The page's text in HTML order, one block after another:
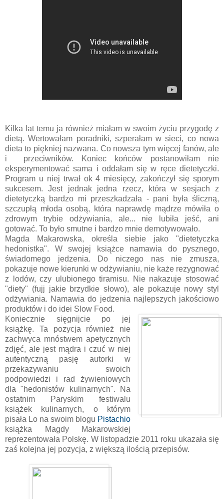
Kilka lat temu ja również miałam w swoim życiu przygodę z
dietą. Wertowałam poradniki, szperałam w sieci, co nowa
dieta to piękniej nazwana. Co nowsza tym więcej fanów, ale
i przeciwników. Koniec końców postanowiłam nie
eksperymentować sama i oddałam się w ręce dietetyczki.
Program u niej trwał ok 4 miesięcy, zakończył się sporym
sukcesem. Jest jednak jedna rzecz, która w sesjach z
dietetyczką bardzo mi przeszkadzała - pani była śliczną,
szczupłą młoda osobą, która naprawdę mądrze mówiła o
zdrowym trybie odżywiania, ale... nie lubiła jeść, ani
gotować. To było smutne i bardzo mnie demotywowało.
Magda Makarowska, określa siebie jako "dietetyczka
hedonistka". W swojej książce namawia do pysznego,
świadomego jedzenia. Do niczego nas nie zmusza,
pokazuje nowe kierunki w odżywianiu, nie każe rezygnować
z lodów, czy ulubionego tiramisu. Nie nakazuje stosować
"diety" (fujj jakie brzydkie słowo), ale pokazuje nowy styl
odżywiania. Namawia do jedzenia najlepszych jakościowo
produktów i do idei Slow Food.
Koniecznie sięgnijcie po jej
książkę. Ta pozycja również nie
zachwyca mnóstwem apetycznych
zdjęć, ale jest mądra i czuć w niej
autentyczną pasję autorki w
przekazywaniu swoich
podpowiedzi i rad żywieniowych
dla "hedonistów kulinarnych". Na
ostatnim Paryskim festiwalu
książek kulinarnych, o którym
pisała Lo na swoim blogu Pistachio
książka Magdy Makarowskiej
reprezentowała Polskę. W listopadzie 2011 roku ukazała się
zaś kolejna jej pozycja, z większą ilością przepisów.